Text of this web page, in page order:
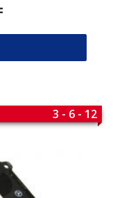
3 - 6 - 12